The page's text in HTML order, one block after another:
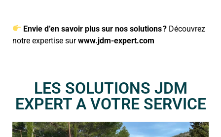
Envie d’en savoir plus sur nos solutions ? Découvrez
notre expertise surwww.jdm-expert.com
LES SOLUTIONS JDM
EXPERT A VOTRE SERVICE